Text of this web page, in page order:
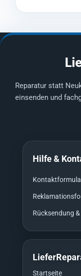
Reparatur statt
einsenden und
Hilfe &
Rücksendung
Startseite